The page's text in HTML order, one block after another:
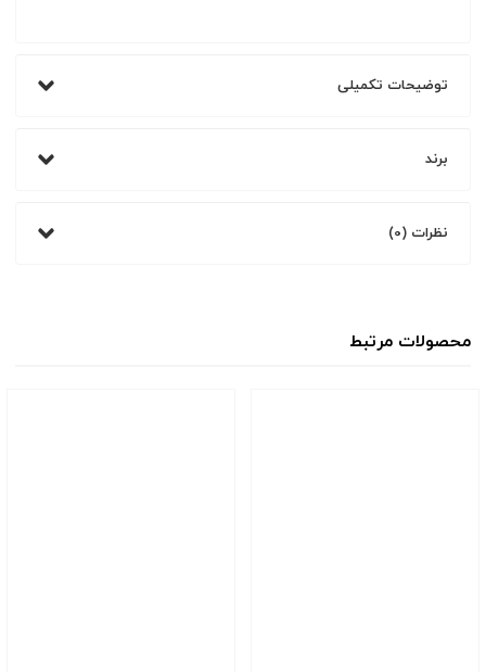
توضیحات تکمیلی
برند
نظرات (0)
محصولات مرتبط